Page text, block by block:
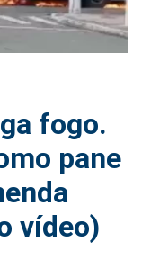
fogo.
pane
vídeo)